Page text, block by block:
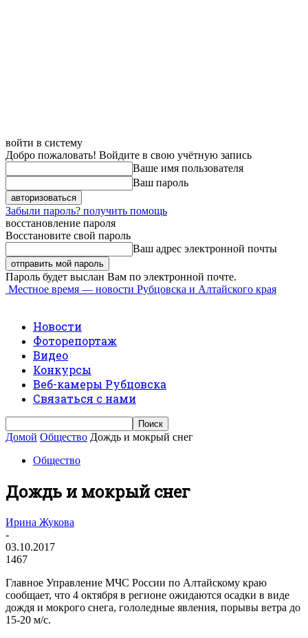
войти в систему
Добро пожаловать! Войдите в свою учётную запись
Ваше имя пользователя
Ваш пароль
Забыли пароль? получить помощь
восстановление пароля
Восстановите свой пароль
Ваш адрес электронной почты
Пароль будет выслан Вам по электронной почте.
Местное время — новости Рубцовска и Алтайского края
Новости
Фоторепортаж
Видео
Конкурсы
Веб-камеры Рубцовска
Связаться с нами
Домой Общество Дождь и мокрый снег
Общество
Дождь и мокрый снег
Ирина Жукова
-
03.10.2017
1467
Главное Управление МЧС России по Алтайскому краю
сообщает, что 4 октября в регионе ожидаются осадки в виде
дождя и мокрого снега, гололедные явления, порывы ветра до
15-20 м/с.